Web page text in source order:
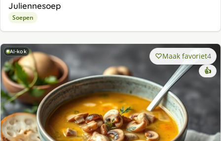
Juliennesoep
Soepen
AI-kok Maak favoriet4
👍